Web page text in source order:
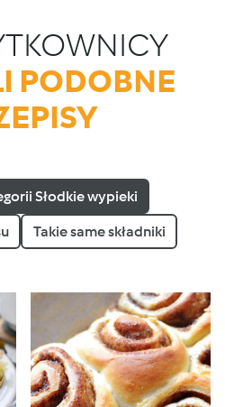
PODOBNE
Słodkie wypieki
Takie same składniki